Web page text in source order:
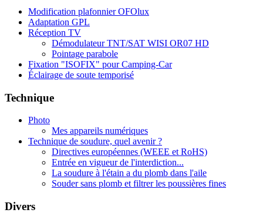
Modification plafonnier OFOlux
Adaptation GPL
Réception TV
Démodulateur TNT/SAT WISI OR07 HD
Pointage parabole
Fixation "ISOFIX" pour Camping-Car
Éclairage de soute temporisé
Technique
Photo
Mes appareils numériques
Technique de soudure, quel avenir ?
Directives européennes (WEEE et RoHS)
Entrée en vigueur de l'interdiction...
La soudure à l'étain a du plomb dans l'aile
Souder sans plomb et filtrer les poussières fines
Divers